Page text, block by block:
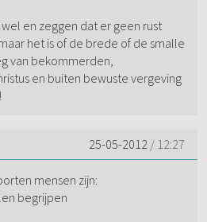
en zeggen dat er geen rust
het is of de brede of de smalle
van bekommerden,
en buiten bewuste vergeving
25-05-2012 / 12:27
mensen zijn:
begrijpen